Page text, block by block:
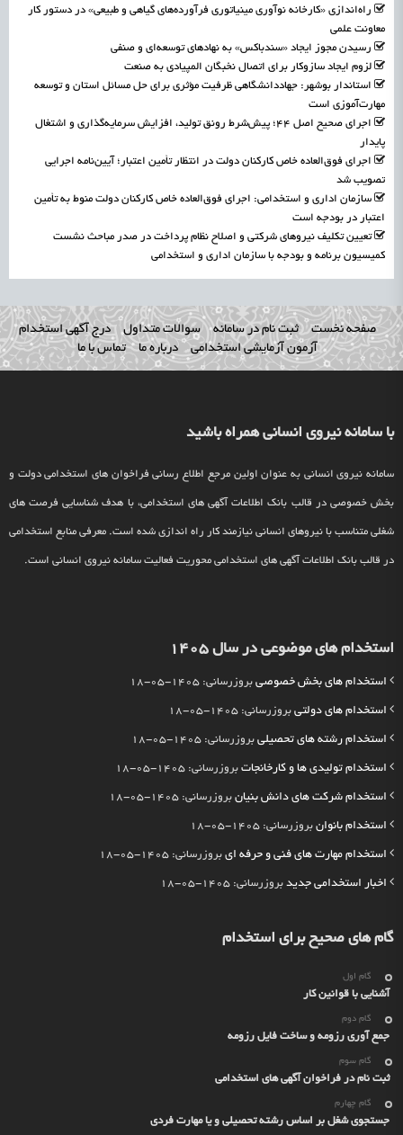
راه‌اندازی «کارخانه نوآوری مینیاتوری فرآورده‌های گیاهی و طبیعی» در دستور کار
معاونت علمی
رسیدن مجوز ایجاد «سندباکس» به نهادهای توسعه‌ای و صنفی
لزوم ایجاد سازوکار برای اتصال نخبگان المپیادی به صنعت
استاندار بوشهر: جهاددانشگاهی ظرفیت مؤثری برای حل مسائل استان و توسعه
مهارت‌آموزی است
اجرای صحیح اصل ۴۴؛ پیش‌شرط رونق تولید، افزایش سرمایه‌گذاری و اشتغال
پایدار
اجرای فوق‌العاده خاص کارکنان دولت در انتظار تأمین اعتبار؛ آیین‌نامه اجرایی
تصویب شد
سازمان اداری و استخدامی: اجرای فوق‌العاده خاص کارکنان دولت منوط به تأمین
اعتبار در بودجه است
تعیین تکلیف نیروهای شرکتی و اصلاح نظام پرداخت در صدر مباحث نشست
کمیسیون برنامه و بودجه با سازمان اداری و استخدامی
صفحه نخست ثبت نام در سامانه سوالات متداول
درج آگهی استخدام
آزمون آزمایشی استخدامی
درباره ما تماس با ما
با سامانه نیروی انسانی همراه باشید
سامانه نیروی انسانی به عنوان اولین مرجع اطلاع رسانی فراخوان های استخدامی دولت و
بخش خصوصی در قالب بانک اطلاعات آگهی های استخدامی، با هدف شناسایی فرصت های
شغلی متناسب با نیروهای انسانی نیازمند کار راه اندازی شده است. معرفی منابع استخدامی
در قالب بانک اطلاعات آگهی های استخدامی محوریت فعالیت سامانه نیروی انسانی است.
استخدام های موضوعی در سال 1405
استخدام های بخش خصوصی بروزرسانی: 1405-05-18
استخدام های دولتی بروزرسانی: 1405-05-18
استخدام رشته های تحصیلی بروزرسانی: 1405-05-18
استخدام تولیدی ها و کارخانجات بروزرسانی: 1405-05-18
استخدام شرکت های دانش بنیان بروزرسانی: 1405-05-18
استخدام بانوان بروزرسانی: 1405-05-18
استخدام مهارت های فنی و حرفه ای بروزرسانی: 1405-05-18
اخبار استخدامی جدید بروزرسانی: 1405-05-18
گام های صحیح برای استخدام
گام اول
آشنایی با قوانین کار
گام دوم
جمع آوری رزومه و ساخت فایل رزومه
گام سوم
ثبت نام در فراخوان آگهی های استخدامی
گام چهارم
جستجوی شغل بر اساس رشته تحصیلی و یا مهارت فردی